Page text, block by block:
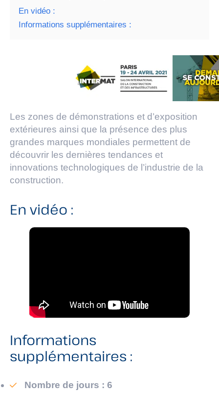
En vidéo :
Informations supplémentaires :
Les zones de démonstrations et d’exposition
extérieures ainsi que la présence des plus
grandes marques mondiales permettent de
découvrir les dernières tendances et
innovations technologiques de l’industrie de la
construction.
En vidéo :
Informations
supplémentaires :
Nombre de jours : 6